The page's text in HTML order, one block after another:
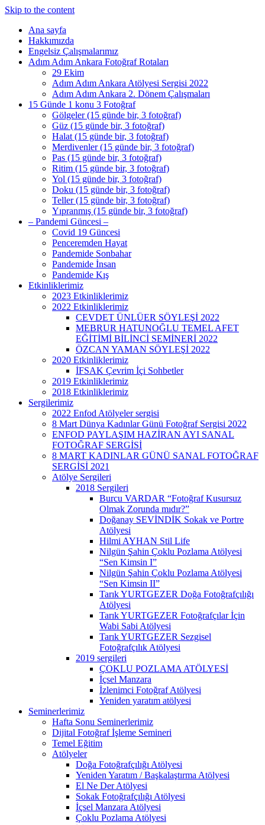
Skip to the content
Ana sayfa
Hakkımızda
Engelsiz Çalışmalarımız
Adım Adım Ankara Fotoğraf Rotaları
29 Ekim
Adım Adım Ankara Atölyesi Sergisi 2022
Adım Adım Ankara 2. Dönem Çalışmaları
15 Günde 1 konu 3 Fotoğraf
Gölgeler (15 günde bir, 3 fotoğraf)
Güz (15 günde bir, 3 fotoğraf)
Halat (15 günde bir, 3 fotoğraf)
Merdivenler (15 günde bir, 3 fotoğraf)
Pas (15 günde bir, 3 fotoğraf)
Ritim (15 günde bir, 3 fotoğraf)
Yol (15 günde bir, 3 fotoğraf)
Doku (15 günde bir, 3 fotoğraf)
Teller (15 günde bir, 3 fotoğraf)
Yıpranmış (15 günde bir, 3 fotoğraf)
– Pandemi Güncesi –
Covid 19 Güncesi
Penceremden Hayat
Pandemide Sonbahar
Pandemide İnsan
Pandemide Kış
Etkinliklerimiz
2023 Etkinliklerimiz
2022 Etkinliklerimiz
CEVDET ÜNLÜER SÖYLEŞİ 2022
MEBRUR HATUNOĞLU TEMEL AFET
EĞİTİMİ BİLİNCİ SEMİNERİ 2022
ÖZCAN YAMAN SÖYLEŞİ 2022
2020 Etkinliklerimiz
İFSAK Çevrim İçi Sohbetler
2019 Etkinliklerimiz
2018 Etkinliklerimiz
Sergilerimiz
2022 Enfod Atölyeler sergisi
8 Mart Dünya Kadınlar Günü Fotoğraf Sergisi 2022
ENFOD PAYLAŞIM HAZİRAN AYI SANAL
FOTOĞRAF SERGİSİ
8 MART KADINLAR GÜNÜ SANAL FOTOĞRAF
SERGİSİ 2021
Atölye Sergileri
2018 Sergileri
Burcu VARDAR “Fotoğraf Kusursuz
Olmak Zorunda mıdır?”
Doğanay SEVİNDİK Sokak ve Portre
Atölyesi
Hilmi AYHAN Stil Life
Nilgün Şahin Çoklu Pozlama Atölyesi
“Sen Kimsin I”
Nilgün Şahin Çoklu Pozlama Atölyesi
“Sen Kimsin II”
Tarık YURTGEZER Doğa Fotoğrafçılığı
Atölyesi
Tarık YURTGEZER Fotoğrafçılar İçin
Wabi Sabi Atölyesi
Tarık YURTGEZER Sezgisel
Fotoğrafçılık Atölyesi
2019 sergileri
ÇOKLU POZLAMA ATÖLYESİ
İçsel Manzara
İzlenimci Fotoğraf Atölyesi
Yeniden yaratım atölyesi
Seminerlerimiz
Hafta Sonu Seminerlerimiz
Dijital Fotoğraf İşleme Semineri
Temel Eğitim
Atölyeler
Doğa Fotoğrafçılığı Atölyesi
Yeniden Yaratım / Başkalaştırma Atölyesi
El Ne Der Atölyesi
Sokak Fotoğrafçılığı Atölyesi
İçsel Manzara Atölyesi
Çoklu Pozlama Atölyesi